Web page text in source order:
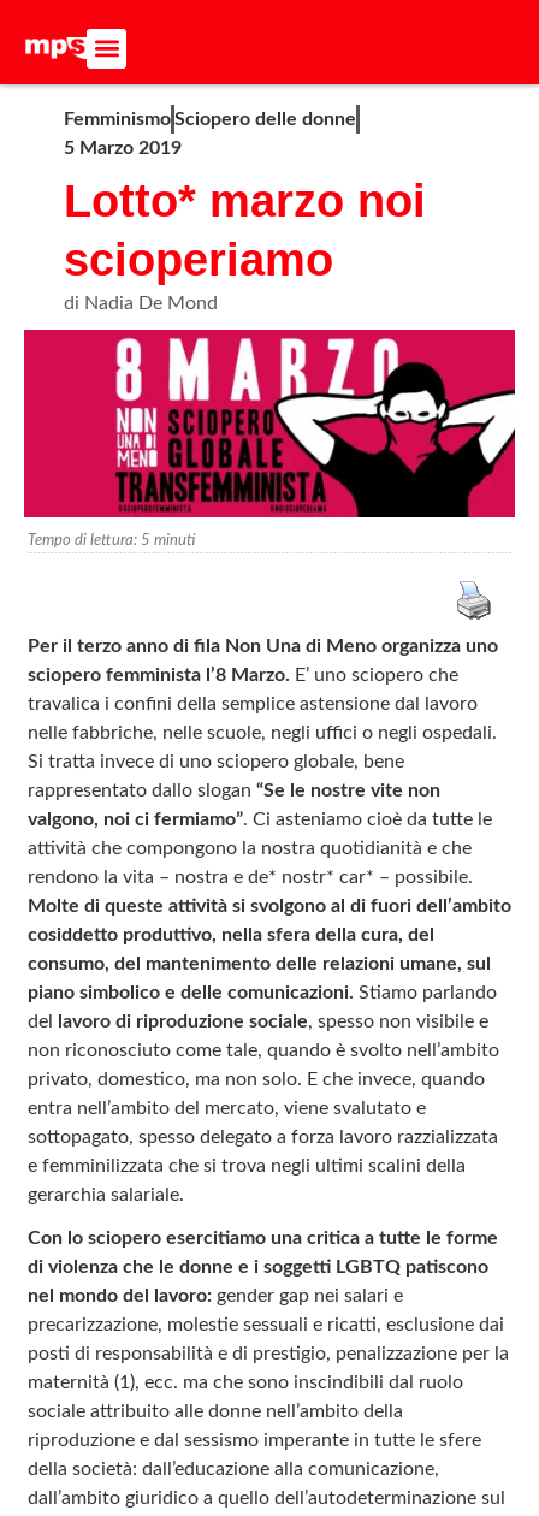
Femminismo Sciopero delle donne
5 Marzo 2019
Lotto* marzo noi
scioperiamo
di Nadia De Mond
Tempo di lettura: 5 minuti
Per il terzo anno di fila Non Una di Meno organizza uno
sciopero femminista l’8 Marzo. E’ uno sciopero che
travalica i confini della semplice astensione dal lavoro
nelle fabbriche, nelle scuole, negli uffici o negli ospedali.
Si tratta invece di uno sciopero globale, bene
rappresentato dallo slogan “Se le nostre vite non
valgono, noi ci fermiamo”. Ci asteniamo cioè da tutte le
attività che compongono la nostra quotidianità e che
rendono la vita – nostra e de* nostr* car* – possibile.
Molte di queste attività si svolgono al di fuori dell’ambito
cosiddetto produttivo, nella sfera della cura, del
consumo, del mantenimento delle relazioni umane, sul
piano simbolico e delle comunicazioni. Stiamo parlando
del
lavoro di riproduzione sociale, spesso non visibile e
non riconosciuto come tale, quando è svolto nell’ambito
privato, domestico, ma non solo. E che invece, quando
entra nell’ambito del mercato, viene svalutato e
sottopagato, spesso delegato a forza lavoro razzializzata
e femminilizzata che si trova negli ultimi scalini della
gerarchia salariale.
Con lo sciopero esercitiamo una critica a tutte le forme
di violenza che le donne e i soggetti LGBTQ patiscono
nel mondo del lavoro:gender gap nei salari e
precarizzazione, molestie sessuali e ricatti, esclusione dai
posti di responsabilità e di prestigio, penalizzazione per la
maternità (1), ecc. ma che sono inscindibili dal ruolo
sociale attribuito alle donne nell’ambito della
riproduzione e dal sessismo imperante in tutte le sfere
della società: dall’educazione alla comunicazione,
dall’ambito giuridico a quello dell’autodeterminazione sul